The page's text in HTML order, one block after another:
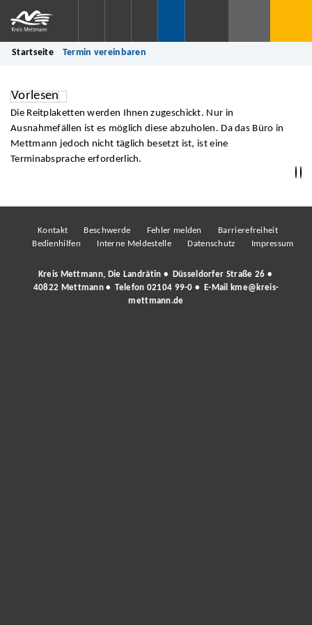
Startseite Termin vereinbaren
Vorlesen
Die Reitplaketten werden Ihnen zugeschickt. Nur in
Ausnahmefällen ist es möglich diese abzuholen. Da das Büro in
Mettmann jedoch nicht täglich besetzt ist, ist eine
Terminabsprache erforderlich.
Kontakt Beschwerde Fehler melden
Barrierefreiheit
Bedienhilfen
Interne Meldestelle Datenschutz Impressum
Kreis Mettmann, Die Landrätin • Düsseldorfer Straße 26 •
40822 Mettmann • Telefon 02104 99-0 • E-Mail
kme@kreis-
mettmann.de